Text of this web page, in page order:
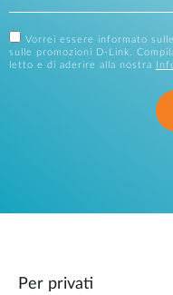
Vorrei essere informato
sulle promozioni D-Link.
letto e di aderire alla nostra
Per privati